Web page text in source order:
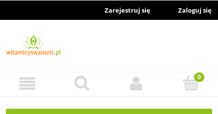
Zarejestruj się Zaloguj się